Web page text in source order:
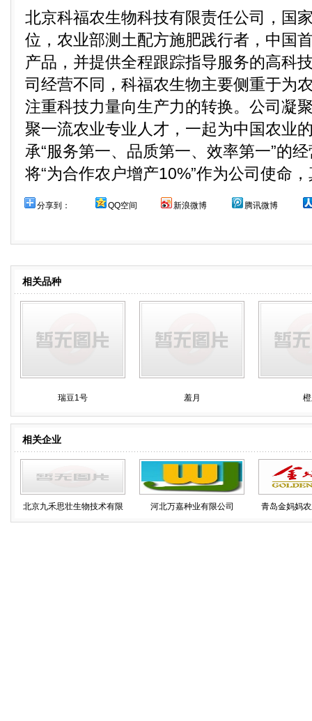
北京科福农生物科技有限责任公司，国
位，农业部测土配方施肥践行者，中国
产品，并提供全程跟踪指导服务的高科
司经营不同，科福农生物主要侧重于为
注重科技力量向生产力的转换。公司凝
聚一流农业专业人才，一起为中国农业
承“服务第一、品质第一、效率第一”的
将“为合作农户增产10%”作为公司使命
分享到： QQ空间 新浪微博 腾讯微博
相关品种
瑞豆1号 羞月
相关企业
北京九禾思壮生物技术有限 河北万嘉种业有限公司 青岛金妈妈